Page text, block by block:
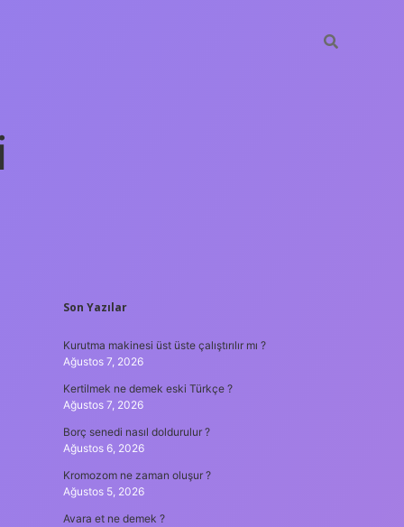
SIDEBAR
Son Yazılar
Kurutma makinesi üst üste çalıştırılır mı ?
Ağustos 7, 2026
Kertilmek ne demek eski Türkçe ?
Ağustos 7, 2026
Borç senedi nasıl doldurulur ?
Ağustos 6, 2026
Kromozom ne zaman oluşur ?
Ağustos 5, 2026
Avara et ne demek ?